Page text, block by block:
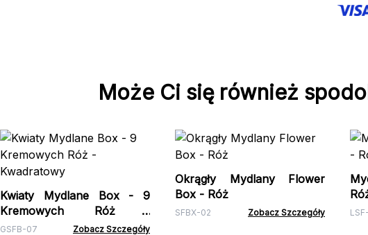
Może Ci się również
Kwiaty Mydlane Box - 9
Kremowych Róż -
Kwadratowy
GSFB-07 Zobacz Szczegóły
Okrągły Mydlany Flower
Box - Róż
SFBX-02 Zobacz Szczegóły